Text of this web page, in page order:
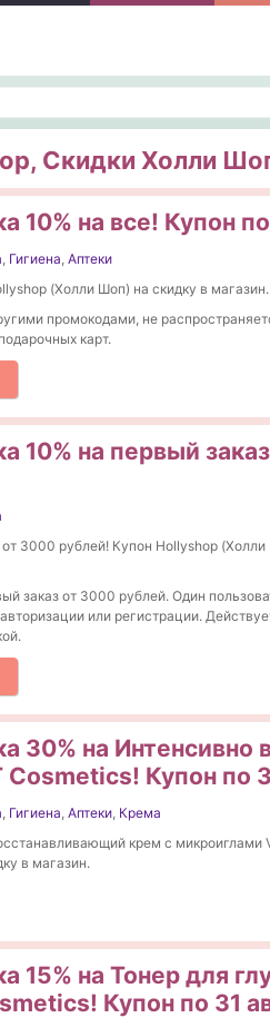
Скидки Холли
10% на все! Купон
, Гигиена, Аптеки
(Холли Шоп) на скидку в магазин.
промокодами, не
карт.
10% на первый
3000 рублей! Купон Hollyshop (Холли
заказ от 3000 рублей. Один
или регистрации.
30% на
Купон по
, Гигиена, Аптеки, Крема
крем с микроиглами
в магазин.
15% на Тонер для
Купон по 31